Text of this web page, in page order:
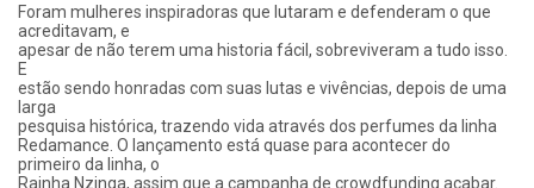
Foram mulheres inspiradoras que lutaram e defenderam o que
acreditavam, e
apesar de não terem uma historia fácil, sobreviveram a tudo isso.
E
estão sendo honradas com suas lutas e vivências, depois de uma
larga
pesquisa histórica, trazendo vida através dos perfumes da linha
Redamance. O lançamento está quase para acontecer do
primeiro da linha, o
Rainha Nzinga, assim que a campanha de crowdfunding acabar.